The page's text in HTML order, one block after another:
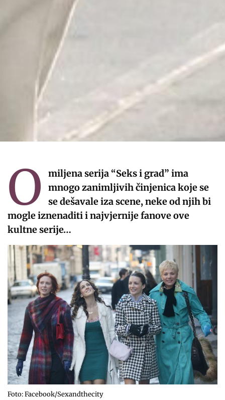
O
miljena serija “Seks i grad” ima
mnogo zanimljivih činjenica koje se
se dešavale iza scene, neke od njih bi
mogle iznenaditi i najvjernije fanove ove
kultne serije…
Foto: Facebook/Sexandthecity